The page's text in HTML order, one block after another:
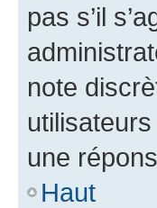
pas s’il
note
une
Haut